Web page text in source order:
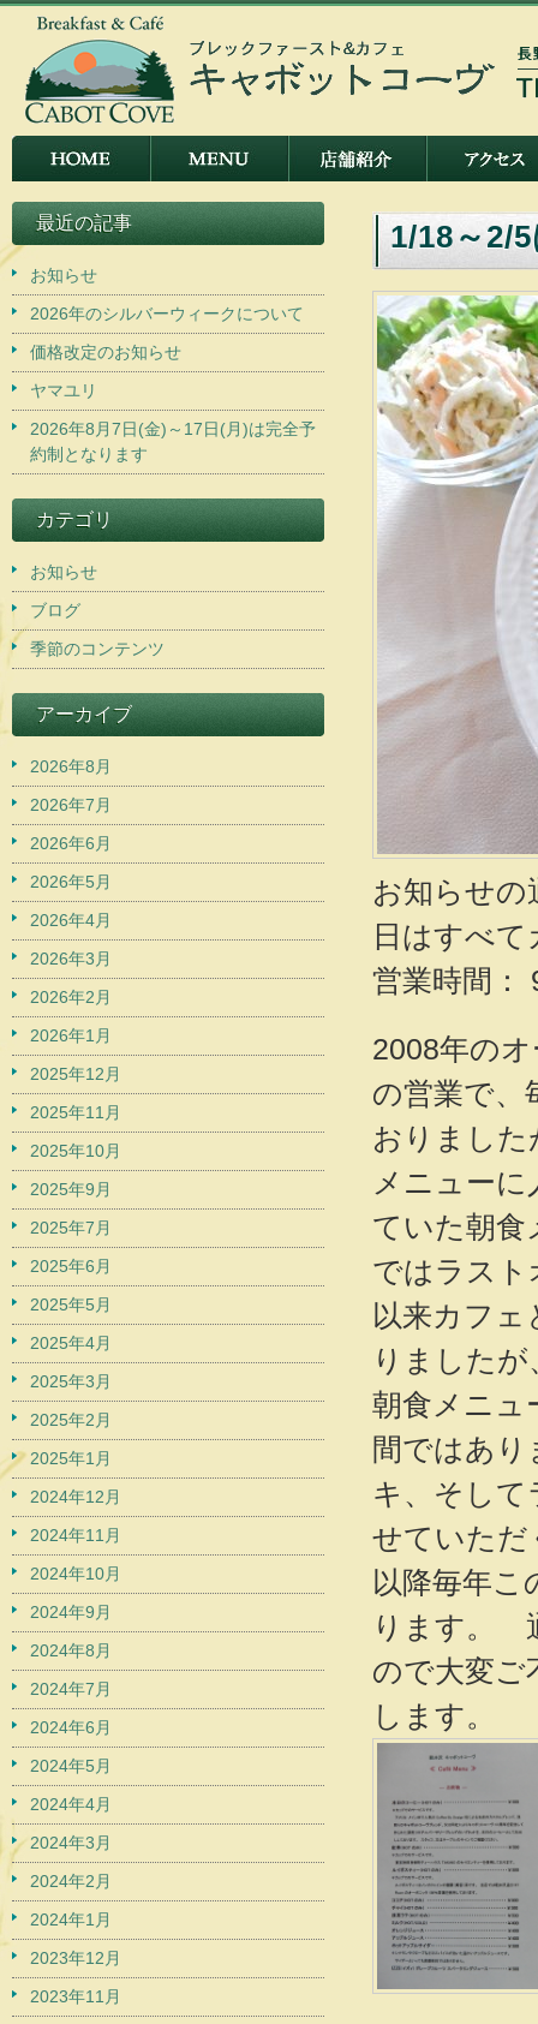
1/18～2/
お知らせの
日はすべ
営業時間：
2008年の
の営業で、
おりまし
メニュー
ていた朝食
ではラスト
以来カフ
りました
朝食メニュ
間ではあ
キ、そし
せていた
以降毎年
ります。
ので大変ご
します。
最近の記事
お知らせ
2026年のシルバーウィークについて
価格改定のお知らせ
ヤマユリ
2026年8月7日(金)～17日(月)は完全予
約制となります
カテゴリ
お知らせ
ブログ
季節のコンテンツ
アーカイブ
2026年8月
2026年7月
2026年6月
2026年5月
2026年4月
2026年3月
2026年2月
2026年1月
2025年12月
2025年11月
2025年10月
2025年9月
2025年7月
2025年6月
2025年5月
2025年4月
2025年3月
2025年2月
2025年1月
2024年12月
2024年11月
2024年10月
2024年9月
2024年8月
2024年7月
2024年6月
2024年5月
2024年4月
2024年3月
2024年2月
2024年1月
2023年12月
2023年11月